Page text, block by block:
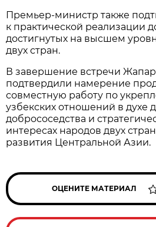
Премьер-министр также
к практической реализации
достигнутых на высшем
двух стран.
В завершение встречи
подтвердили намерение
совместную работу по
узбекских отношений в духе
добрососедства и
интересах народов двух
развития Центральной Азии.
ОЦЕНИТЕ МАТЕРИАЛ